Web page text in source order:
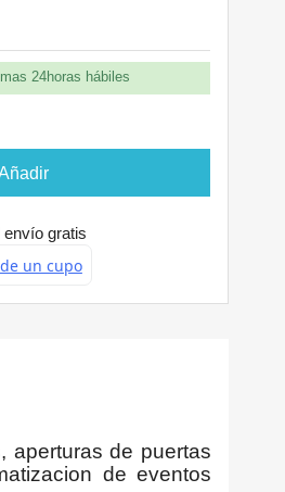
24horas hábiles
envío gratis
aperturas de puertas
de eventos